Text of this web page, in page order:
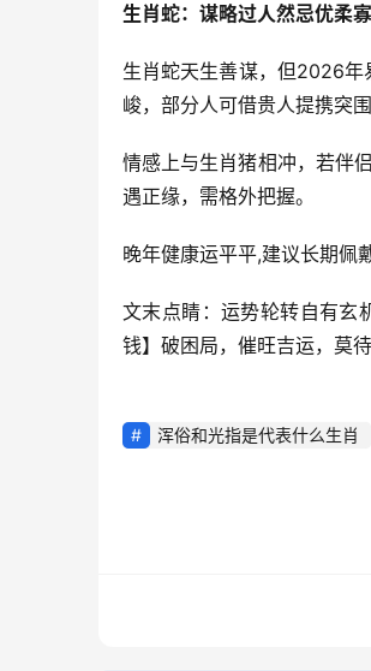
生肖蛇：谋略过人然忌优柔
生肖蛇天生善谋，但2026
峻，部分人可借贵人提携突
情感上与生肖猪相冲，若伴
遇正缘，需格外把握。
晚年健康运平平,建议长期佩
文末点睛：运势轮转自有玄
钱】破困局，催旺吉运，莫
浑俗和光指是代表什么生肖